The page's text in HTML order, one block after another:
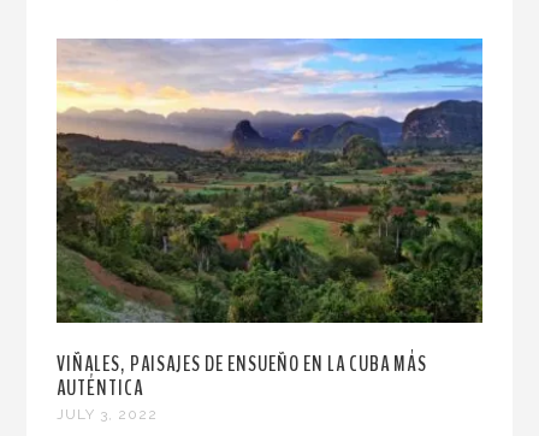
VIÑALES, PAISAJES DE ENSUEÑO EN LA CUBA MÁS
AUTÉNTICA
JULY 3, 2022